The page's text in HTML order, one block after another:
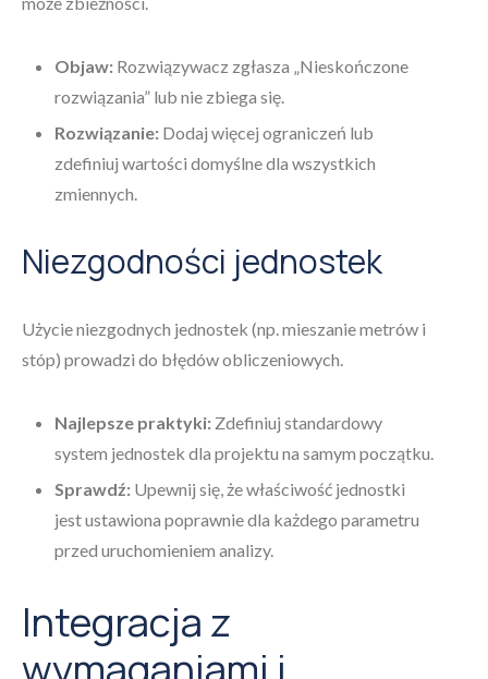
Objaw: Rozwiązywacz zgłasza „Nieskończone
rozwiązania” lub nie zbiega się.
Rozwiązanie: Dodaj więcej ograniczeń lub
zdefiniuj wartości domyślne dla wszystkich
zmiennych.
Niezgodności jednostek
Użycie niezgodnych jednostek (np. mieszanie metrów i
stóp) prowadzi do błędów obliczeniowych.
Najlepsze praktyki: Zdefiniuj standardowy
system jednostek dla projektu na samym początku.
Sprawdź: Upewnij się, że właściwość jednostki
jest ustawiona poprawnie dla każdego parametru
przed uruchomieniem analizy.
Integracja z